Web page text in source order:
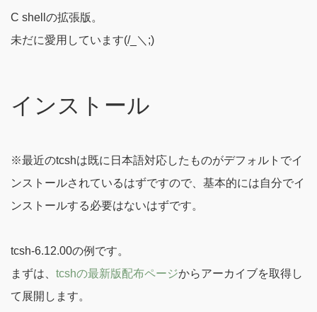
C shellの拡張版。
未だに愛用しています(/_＼;)
インストール
※最近のtcshは既に日本語対応したものがデフォルトでイ
ンストールされているはずですので、基本的には自分でイ
ンストールする必要はないはずです。
tcsh-6.12.00の例です。
まずは、 tcshの最新版配布ページからアーカイブを取得し
て展開します。